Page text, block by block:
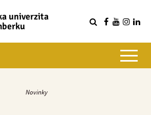
univerzita
Novinky